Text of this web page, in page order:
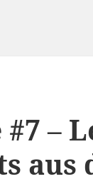
–
aus